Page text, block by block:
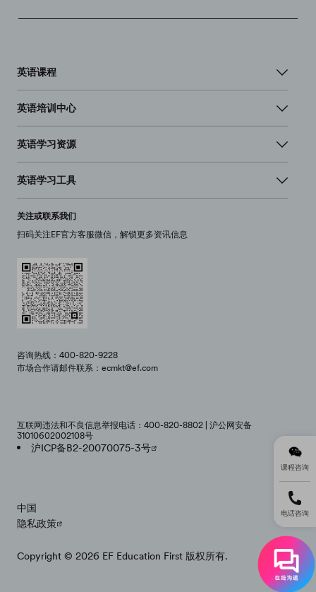
英语课程
英语培训中心
英语学习资源
英语学习工具
关注或联系我们
扫码关注EF官方客服微信，解锁更多资讯信息
咨询热线：400-820-9228
市场合作请邮件联系：ecmkt@ef.com
互联网违法和不良信息举报电话：400-820-8802 | 沪公网安备
31010602002108号
沪ICP备B2-20070075-3号
中国
隐私政策
Copyright © 2026 EF Education First 版权所有.
课程咨询
电话咨询